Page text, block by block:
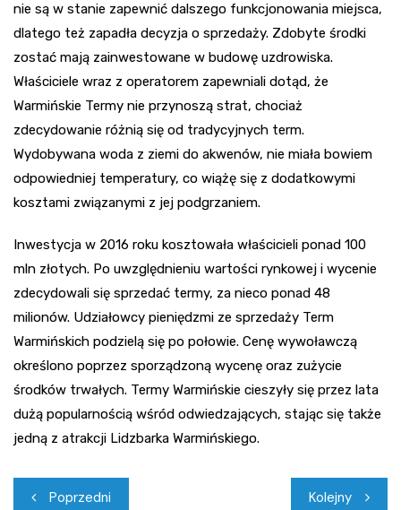
nie są w stanie zapewnić dalszego funkcjonowania miejsca,
dlatego też zapadła decyzja o sprzedaży. Zdobyte środki
zostać mają zainwestowane w budowę uzdrowiska.
Właściciele wraz z operatorem zapewniali dotąd, że
Warmińskie Termy nie przynoszą strat, chociaż
zdecydowanie różnią się od tradycyjnych term.
Wydobywana woda z ziemi do akwenów, nie miała bowiem
odpowiedniej temperatury, co wiążę się z dodatkowymi
kosztami związanymi z jej podgrzaniem.
Inwestycja w 2016 roku kosztowała właścicieli ponad 100
mln złotych. Po uwzględnieniu wartości rynkowej i wycenie
zdecydowali się sprzedać termy, za nieco ponad 48
milionów. Udziałowcy pieniędzmi ze sprzedaży Term
Warmińskich podzielą się po połowie. Cenę wywoławczą
określono poprzez sporządzoną wycenę oraz zużycie
środków trwałych. Termy Warmińskie cieszyły się przez lata
dużą popularnością wśród odwiedzających, stając się także
jedną z atrakcji Lidzbarka Warmińskiego.
Nawigacja
Poprzedni Kolejny